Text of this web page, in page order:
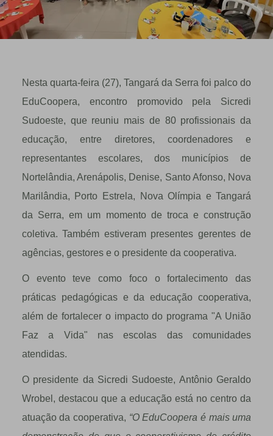
Nesta quarta-feira (27), Tangará da Serra foi palco do
EduCoopera, encontro promovido pela Sicredi
Sudoeste, que reuniu mais de 80 profissionais da
educação, entre diretores, coordenadores e
representantes escolares, dos municípios de
Nortelândia, Arenápolis, Denise, Santo Afonso, Nova
Marilândia, Porto Estrela, Nova Olímpia e Tangará
da Serra, em um momento de troca e construção
coletiva. Também estiveram presentes gerentes de
agências, gestores e o presidente da cooperativa.
O evento teve como foco o fortalecimento das
práticas pedagógicas e da educação cooperativa,
além de fortalecer o impacto do programa "A União
Faz a Vida" nas escolas das comunidades
atendidas.
O presidente da Sicredi Sudoeste, Antônio Geraldo
Wrobel, destacou que a educação está no centro da
atuação da cooperativa, “O EduCoopera é mais uma